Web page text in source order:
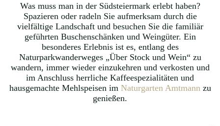
Was muss man in der Südsteiermark erlebt haben?
Spazieren oder radeln Sie aufmerksam durch die
vielfältige Landschaft und besuchen Sie die familiär
geführten Buschenschänken und Weingüter. Ein
besonderes Erlebnis ist es, entlang des
Naturparkwanderweges „Über Stock und Wein“ zu
wandern, immer wieder einzukehren und verkosten und
im Anschluss herrliche Kaffeespezialitäten und
hausgemachte Mehlspeisen im Naturgarten Amtmann zu
genießen.